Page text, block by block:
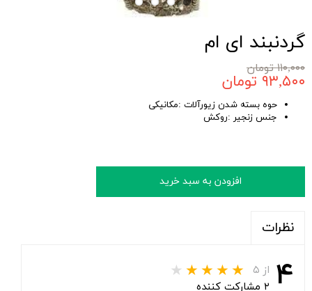
گردنبند ای ام
۱۱۰,۰۰۰ تومان
۹۳,۵۰۰ تومان
حوه بسته شدن زیورآلات :مکانیکی
جنس زنجیر :روکش
افزودن به سبد خرید
نظرات
۴ از ۵
۲ مشارکت کننده